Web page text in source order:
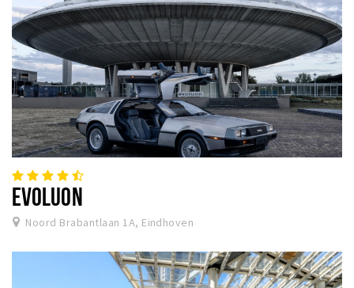
EVOLUON
Noord Brabantlaan 1A, Eindhoven